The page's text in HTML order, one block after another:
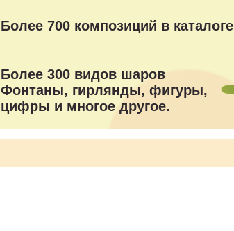
Более 700 композиций в каталоге
Более 300 видов шаров
Фонтаны, гирлянды, фигуры,
цифры и многое другое.